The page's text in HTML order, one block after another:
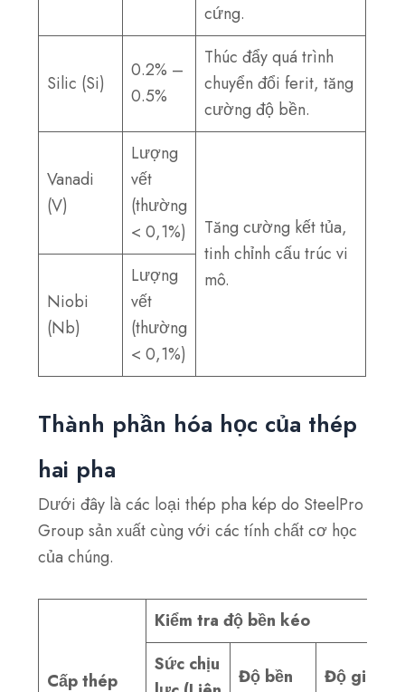
cứng.
Silic (Si)
0.2% –
0.5%
Thúc đẩy quá trình
chuyển đổi ferit, tăng
cường độ bền.
Vanadi
(V)
Lượng
vết
(thường
< 0,1%)
Tăng cường kết tủa,
tinh chỉnh cấu trúc vi
mô.
Niobi
(Nb)
Lượng
vết
(thường
< 0,1%)
Thành phần hóa học của thép
hai pha
Dưới đây là các loại thép pha kép do SteelPro
Group sản xuất cùng với các tính chất cơ học
của chúng.
Cấp thép
Kiểm tra độ bền kéo
Sức chịu
Độ bền
Độ giãn